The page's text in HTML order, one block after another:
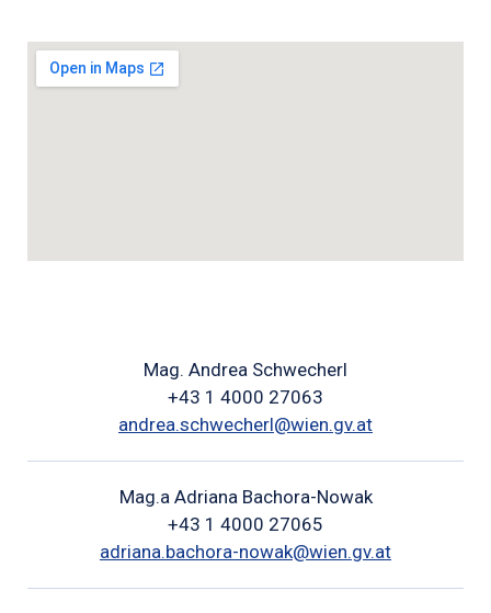
Mag. Andrea Schwecherl
+43 1 4000 27063
andrea.schwecherl@wien.gv.at
Mag.a Adriana Bachora-Nowak
+43 1 4000 27065
adriana.bachora-nowak@wien.gv.at